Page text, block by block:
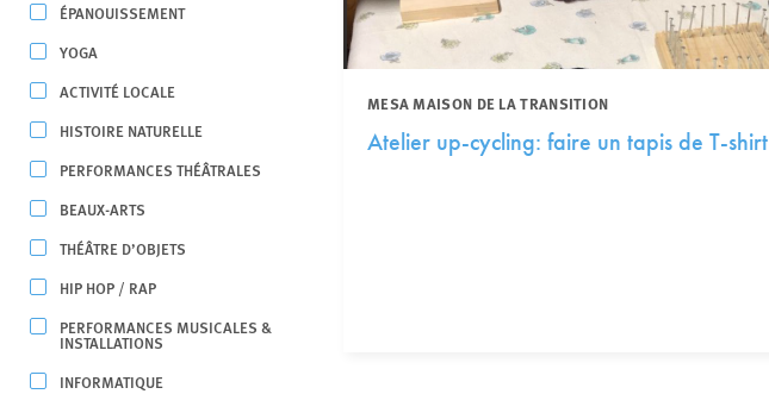
ÉPANOUISSEMENT
YOGA
ACTIVITÉ LOCALE
HISTOIRE NATURELLE
PERFORMANCES THÉÂTRALES
BEAUX-ARTS
THÉÂTRE D’OBJETS
HIP HOP / RAP
PERFORMANCES MUSICALES &
INSTALLATIONS
INFORMATIQUE
MESA MAISON DE LA TRANSITION
Atelier up-cycling: faire un tapis de T-shirt